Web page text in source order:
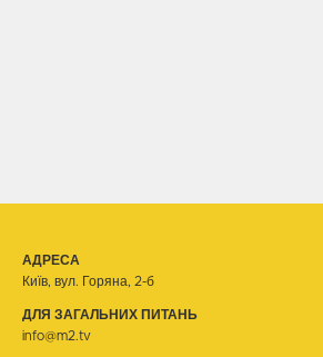
АДРЕСА
Київ, вул. Горяна, 2-б
ДЛЯ ЗАГАЛЬНИХ ПИТАНЬ
info@m2.tv